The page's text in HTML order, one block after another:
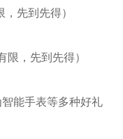
先到先得）
限，先到先得）
能手表等多种好礼